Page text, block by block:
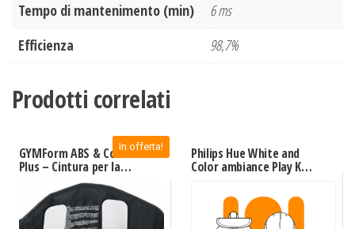
Tempo di mantenimento (min)
6 ms
Efficienza
98,7%
Prodotti correlati
GYMForm ABS & Core
Plus – Cintura per la
Tonificazione dei
Muscoli Addominali
In offerta! Philips Hue White and
Color ambiance Play Kit
Base con alimentatore